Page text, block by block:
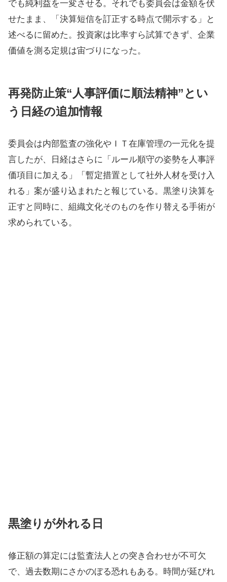
でも純利益を一変させる。それでも委員会は金額を伏
せたまま、「決算短信を訂正する時点で開示する」と
述べるに留めた​。投資家は比率すら試算できず、企業
価値を測る定規は宙づりになった。
再発防止策“人事評価に順法精神”とい
う日経の追加情報
委員会は内部監査の強化やＩＴ在庫管理の一元化を提
言したが、日経はさらに「ルール順守の姿勢を人事評
価項目に加える」「暫定措置として社外人材を受け入
れる」案が盛り込まれたと報じている​。黒塗り決算を
正すと同時に、組織文化そのものを作り替える手術が
求められている。
黒塗りが外れる日
修正額の算定には監査法人との突き合わせが不可欠
で、過去数期にさかのぼる恐れもある。時間が延びれ